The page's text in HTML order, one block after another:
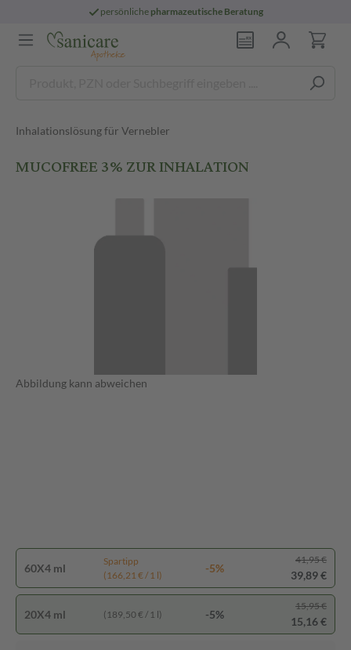
persönliche pharmazeutische Beratung
Inhalationslösung für Vernebler
MUCOFREE 3% ZUR INHALATION
Abbildung kann abweichen
60X4 ml
Spartipp
(166,21 € / 1 l)
-5%
41,95 €
39,89 €
20X4 ml (189,50 € / 1 l) -5%
15,95 €
15,16 €